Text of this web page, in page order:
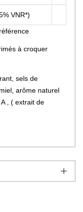
VNR*)
à croquer
sels de
arôme naturel
, ( extrait de